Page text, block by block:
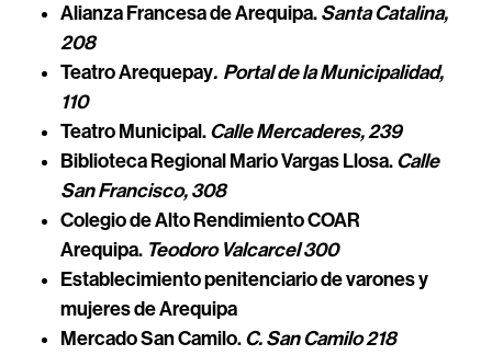
Alianza Francesa de Arequipa.Santa Catalina,
208
Teatro Arequepay. Portal de la Municipalidad,
110
Teatro Municipal.Calle Mercaderes, 239
Biblioteca Regional Mario Vargas Llosa.Calle
San Francisco, 308
Colegio de Alto Rendimiento COAR
Arequipa. Teodoro Valcarcel 300
Establecimiento penitenciario de varones y
mujeres de Arequipa
Mercado San Camilo.C. San Camilo 218